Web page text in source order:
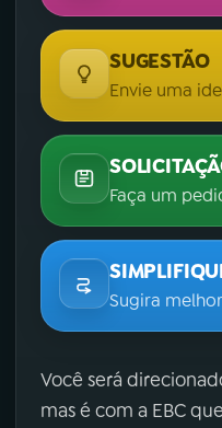
SUGESTÃO
Envie uma
Faça um
Sugira
Você será
mas é com a EBC